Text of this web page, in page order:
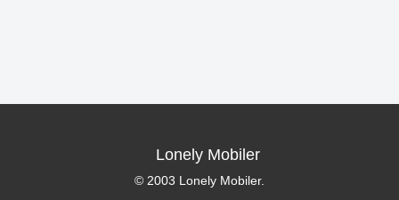
Lonely Mobiler
© 2003 Lonely Mobiler.